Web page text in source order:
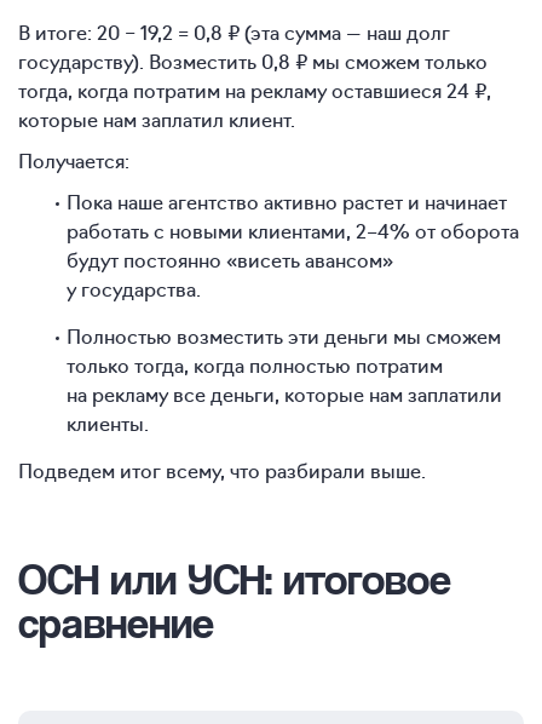
В итоге: 20 − 19,2 = 0,8 ₽ (эта сумма — наш долг
государству). Возместить 0,8 ₽ мы сможем только
тогда, когда потратим на рекламу оставшиеся 24 ₽,
которые нам заплатил клиент.
Получается:
Пока наше агентство активно растет и начинает
работать с новыми клиентами, 2–4% от оборота
будут постоянно «висеть авансом»
у государства.
Полностью возместить эти деньги мы сможем
только тогда, когда полностью потратим
на рекламу все деньги, которые нам заплатили
клиенты.
Подведем итог всему, что разбирали выше.
ОСН или УСН: итоговое
сравнение